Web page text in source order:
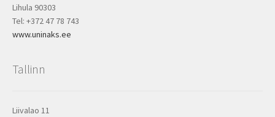
Lihula 90303
Tel: +372 47 78 743
www.uninaks.ee
Tallinn
Liivalao 11